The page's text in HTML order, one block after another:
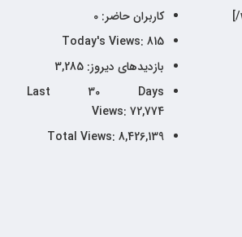
کاربران حاضر:0
Today's Views: 815
بازدیدهای دیروز:3,285
Last 30 Days
Views: 72,774
Total Views: 8,426,139